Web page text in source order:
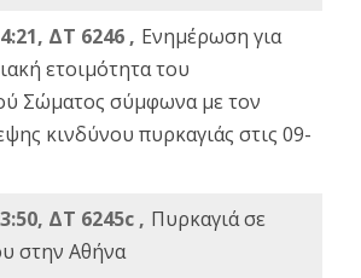
ΔΤ 6246 , Ενημέρωση για
ετοιμότητα του
Σώματος σύμφωνα με τον
κινδύνου πυρκαγιάς στις 09-
ΔΤ 6245c , Πυρκαγιά σε
στην Αθήνα